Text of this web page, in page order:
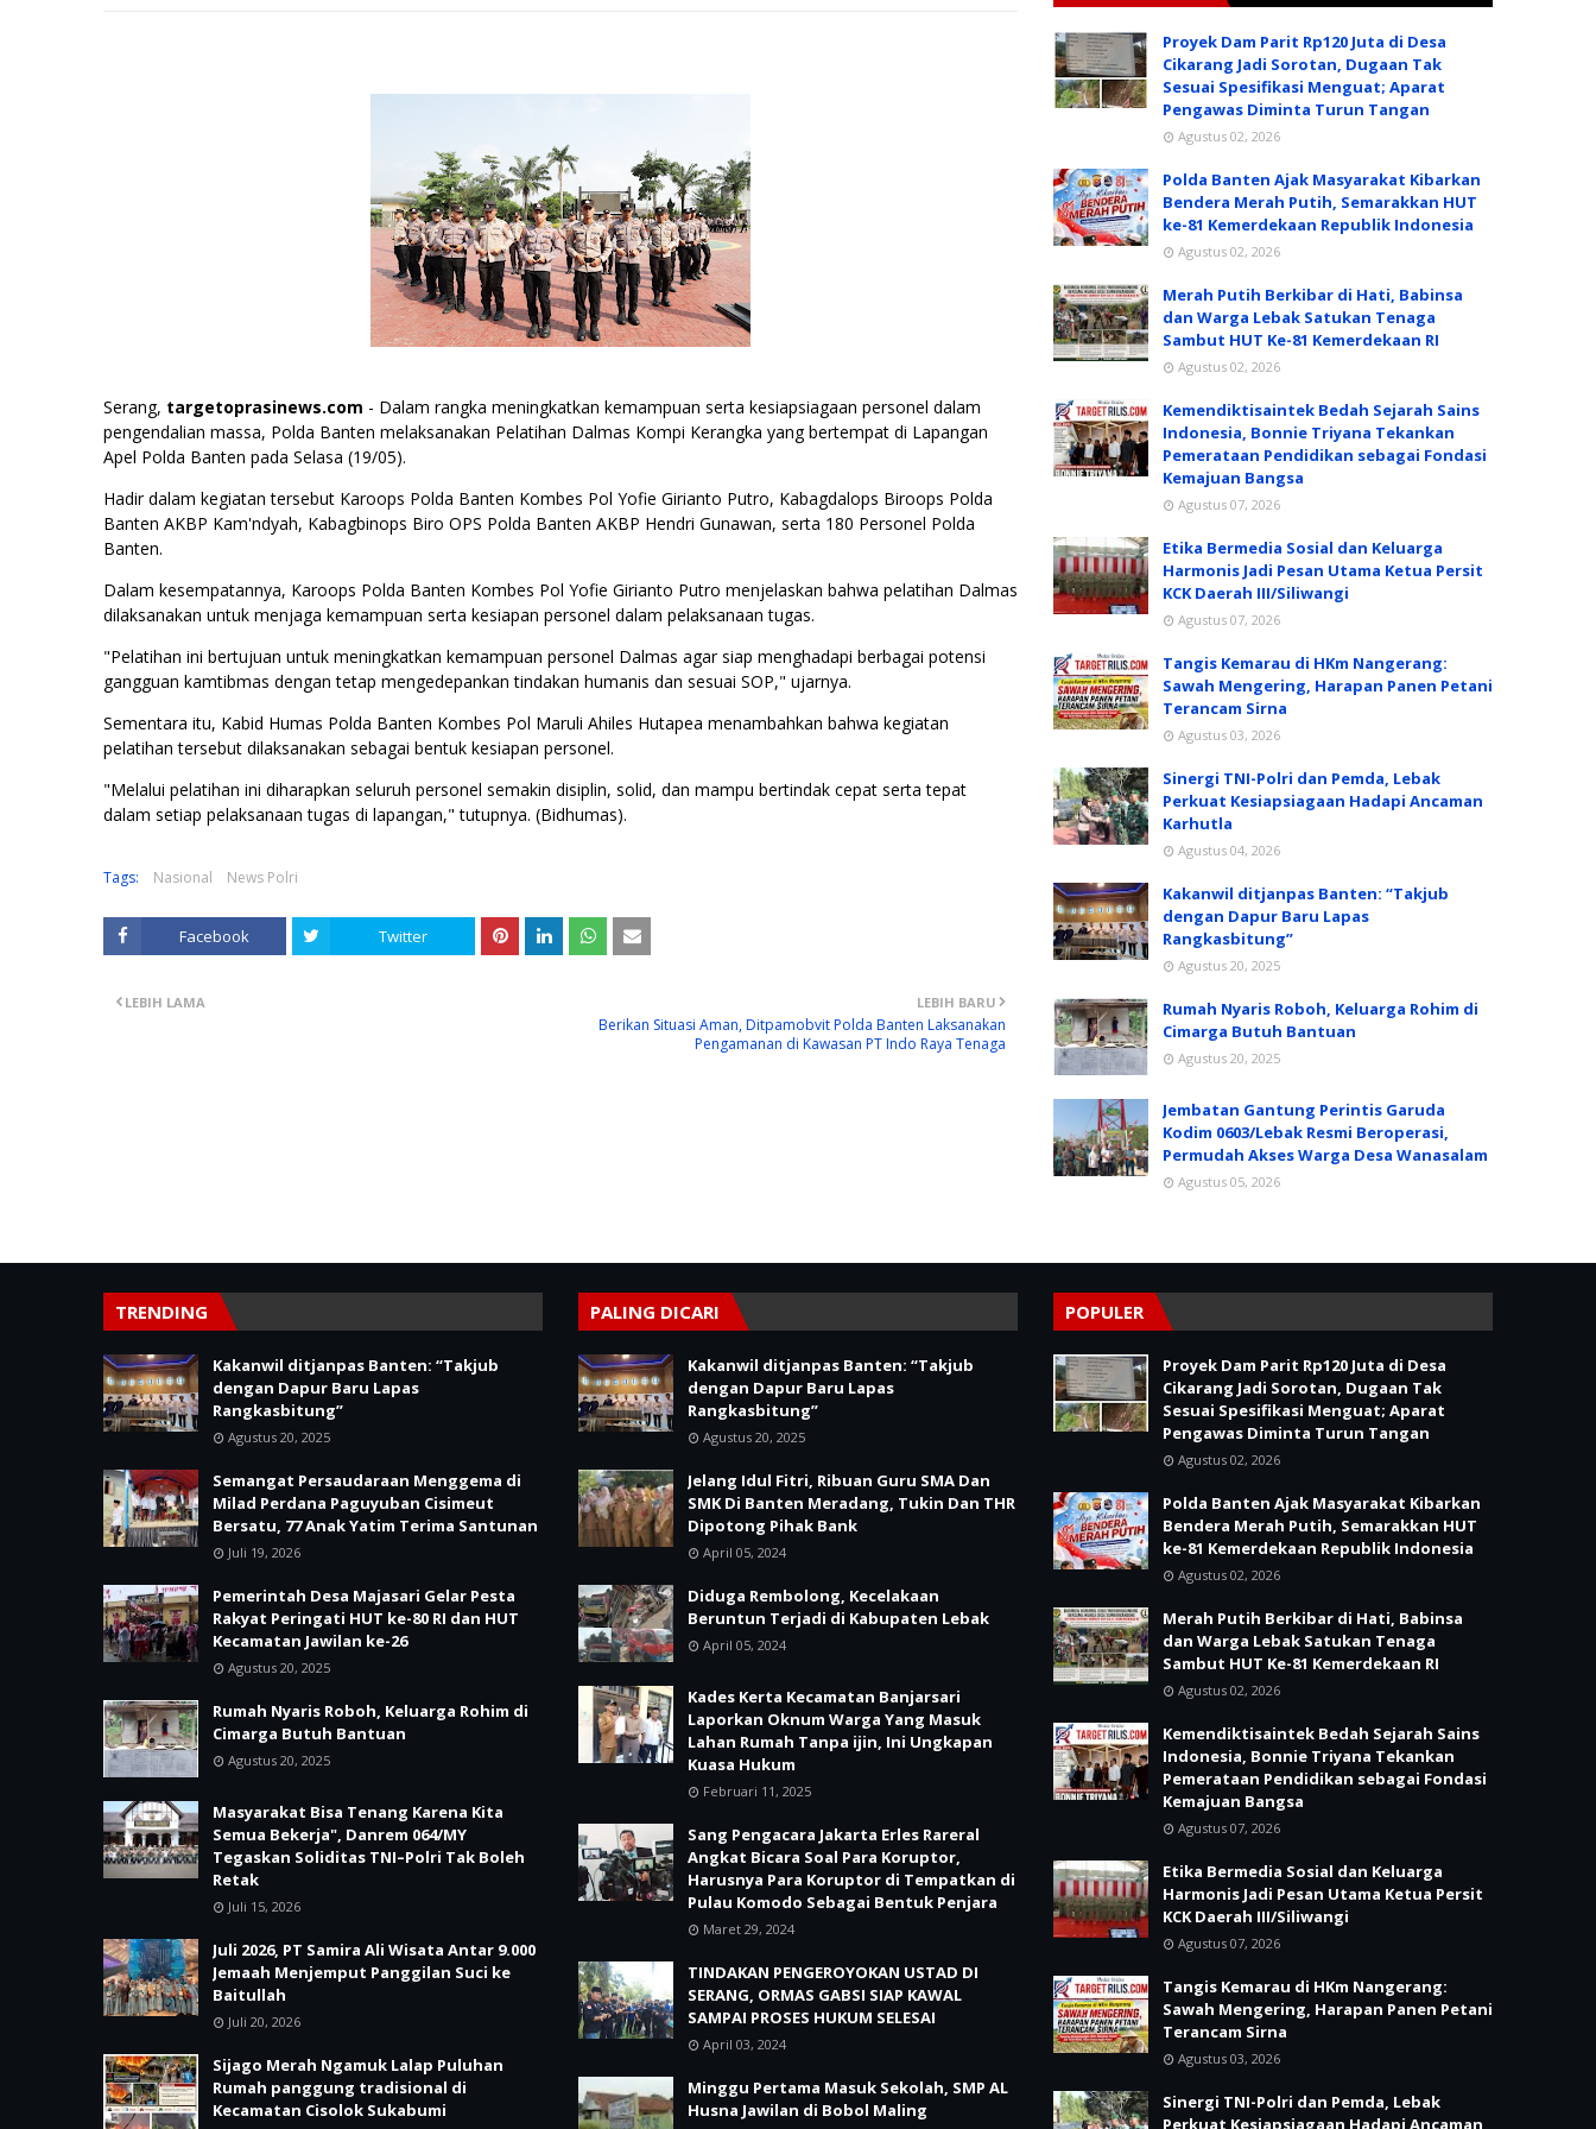
Serang, targetoprasinews.com - Dalam rangka meningkatkan kemampuan serta kesiapsiagaan personel dalam
pengendalian massa, Polda Banten melaksanakan Pelatihan Dalmas Kompi Kerangka yang bertempat di Lapangan
Apel Polda Banten pada Selasa (19/05).
Hadir dalam kegiatan tersebut Karoops Polda Banten Kombes Pol Yofie Girianto Putro, Kabagdalops Biroops Polda
Banten AKBP Kam'ndyah, Kabagbinops Biro OPS Polda Banten AKBP Hendri Gunawan, serta 180 Personel Polda
Banten.
Dalam kesempatannya, Karoops Polda Banten Kombes Pol Yofie Girianto Putro menjelaskan bahwa pelatihan Dalmas
dilaksanakan untuk menjaga kemampuan serta kesiapan personel dalam pelaksanaan tugas.
"Pelatihan ini bertujuan untuk meningkatkan kemampuan personel Dalmas agar siap menghadapi berbagai potensi
gangguan kamtibmas dengan tetap mengedepankan tindakan humanis dan sesuai SOP," ujarnya.
Sementara itu, Kabid Humas Polda Banten Kombes Pol Maruli Ahiles Hutapea menambahkan bahwa kegiatan
pelatihan tersebut dilaksanakan sebagai bentuk kesiapan personel.
"Melalui pelatihan ini diharapkan seluruh personel semakin disiplin, solid, dan mampu bertindak cepat serta tepat
dalam setiap pelaksanaan tugas di lapangan," tutupnya. (Bidhumas).
Tags: Nasional News Polri
Facebook Twitter
LEBIH BARU
Berikan Situasi Aman, Ditpamobvit Polda Banten Laksanakan
Pengamanan di Kawasan PT Indo Raya Tenaga
LEBIH LAMA
Proyek Dam Parit Rp120 Juta di Desa
Cikarang Jadi Sorotan, Dugaan Tak
Sesuai Spesifikasi Menguat; Aparat
Pengawas Diminta Turun Tangan
Agustus 02, 2026
Polda Banten Ajak Masyarakat Kibarkan
Bendera Merah Putih, Semarakkan HUT
ke-81 Kemerdekaan Republik Indonesia
Agustus 02, 2026
Merah Putih Berkibar di Hati, Babinsa
dan Warga Lebak Satukan Tenaga
Sambut HUT Ke-81 Kemerdekaan RI
Agustus 02, 2026
Kemendiktisaintek Bedah Sejarah Sains
Indonesia, Bonnie Triyana Tekankan
Pemerataan Pendidikan sebagai Fondasi
Kemajuan Bangsa
Agustus 07, 2026
Etika Bermedia Sosial dan Keluarga
Harmonis Jadi Pesan Utama Ketua Persit
KCK Daerah III/Siliwangi
Agustus 07, 2026
Tangis Kemarau di HKm Nangerang:
Sawah Mengering, Harapan Panen Petani
Terancam Sirna
Agustus 03, 2026
Sinergi TNI-Polri dan Pemda, Lebak
Perkuat Kesiapsiagaan Hadapi Ancaman
Karhutla
Agustus 04, 2026
Kakanwil ditjanpas Banten: “Takjub
dengan Dapur Baru Lapas
Rangkasbitung”
Agustus 20, 2025
Rumah Nyaris Roboh, Keluarga Rohim di
Cimarga Butuh Bantuan
Agustus 20, 2025
Jembatan Gantung Perintis Garuda
Kodim 0603/Lebak Resmi Beroperasi,
Permudah Akses Warga Desa Wanasalam
Agustus 05, 2026
TRENDING
Kakanwil ditjanpas Banten: “Takjub
dengan Dapur Baru Lapas
Rangkasbitung”
Agustus 20, 2025
Semangat Persaudaraan Menggema di
Milad Perdana Paguyuban Cisimeut
Bersatu, 77 Anak Yatim Terima Santunan
Juli 19, 2026
Pemerintah Desa Majasari Gelar Pesta
Rakyat Peringati HUT ke-80 RI dan HUT
Kecamatan Jawilan ke-26
Agustus 20, 2025
Rumah Nyaris Roboh, Keluarga Rohim di
Cimarga Butuh Bantuan
Agustus 20, 2025
Masyarakat Bisa Tenang Karena Kita
Semua Bekerja", Danrem 064/MY
Tegaskan Soliditas TNI–Polri Tak Boleh
Retak
Juli 15, 2026
Juli 2026, PT Samira Ali Wisata Antar 9.000
Jemaah Menjemput Panggilan Suci ke
Baitullah
Juli 20, 2026
Sijago Merah Ngamuk Lalap Puluhan
Rumah panggung tradisional di
Kecamatan Cisolok Sukabumi
PALING DICARI
Kakanwil ditjanpas Banten: “Takjub
dengan Dapur Baru Lapas
Rangkasbitung”
Agustus 20, 2025
Jelang Idul Fitri, Ribuan Guru SMA Dan
SMK Di Banten Meradang, Tukin Dan THR
Dipotong Pihak Bank
April 05, 2024
Diduga Rembolong, Kecelakaan
Beruntun Terjadi di Kabupaten Lebak
April 05, 2024
Kades Kerta Kecamatan Banjarsari
Laporkan Oknum Warga Yang Masuk
Lahan Rumah Tanpa ijin, Ini Ungkapan
Kuasa Hukum
Februari 11, 2025
Sang Pengacara Jakarta Erles Rareral
Angkat Bicara Soal Para Koruptor,
Harusnya Para Koruptor di Tempatkan di
Pulau Komodo Sebagai Bentuk Penjara
Maret 29, 2024
TINDAKAN PENGEROYOKAN USTAD DI
SERANG, ORMAS GABSI SIAP KAWAL
SAMPAI PROSES HUKUM SELESAI
April 03, 2024
Minggu Pertama Masuk Sekolah, SMP AL
Husna Jawilan di Bobol Maling
POPULER
Proyek Dam Parit Rp120 Juta di Desa
Cikarang Jadi Sorotan, Dugaan Tak
Sesuai Spesifikasi Menguat; Aparat
Pengawas Diminta Turun Tangan
Agustus 02, 2026
Polda Banten Ajak Masyarakat Kibarkan
Bendera Merah Putih, Semarakkan HUT
ke-81 Kemerdekaan Republik Indonesia
Agustus 02, 2026
Merah Putih Berkibar di Hati, Babinsa
dan Warga Lebak Satukan Tenaga
Sambut HUT Ke-81 Kemerdekaan RI
Agustus 02, 2026
Kemendiktisaintek Bedah Sejarah Sains
Indonesia, Bonnie Triyana Tekankan
Pemerataan Pendidikan sebagai Fondasi
Kemajuan Bangsa
Agustus 07, 2026
Etika Bermedia Sosial dan Keluarga
Harmonis Jadi Pesan Utama Ketua Persit
KCK Daerah III/Siliwangi
Agustus 07, 2026
Tangis Kemarau di HKm Nangerang:
Sawah Mengering, Harapan Panen Petani
Terancam Sirna
Agustus 03, 2026
Sinergi TNI-Polri dan Pemda, Lebak
Perkuat Kesiapsiagaan Hadapi Ancaman